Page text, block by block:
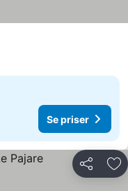
Se priser
Del